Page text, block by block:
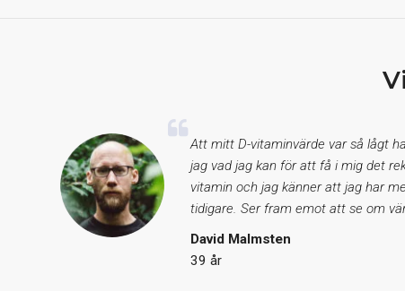
Att mitt D-vitaminvärde var så lågt
jag vad jag kan för att få i mig det
vitamin och jag känner att jag har
tidigare. Ser fram emot att se om
David Malmsten
39 år